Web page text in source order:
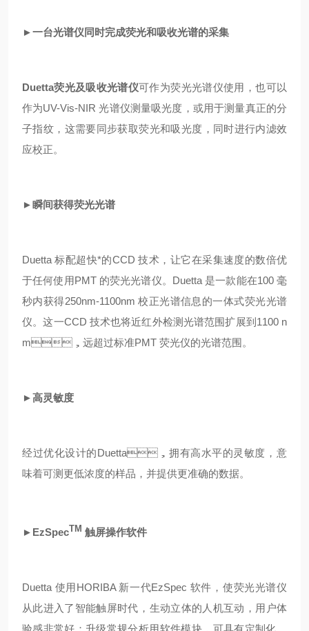
►一台光谱仪同时完成荧光和吸收光谱的采集
Duetta荧光及吸收光谱仪可作为荧光光谱仪使用，也可以
作为UV-Vis-NIR 光谱仪测量吸光度，或用于测量真正的分
子指纹，这需要同步获取荧光和吸光度，同时进行内滤效
应校正。
►瞬间获得荧光光谱
Duetta 标配超快*的CCD 技术，让它在采集速度的数倍优
于任何使用PMT 的荧光光谱仪。Duetta 是一款能在100 毫
秒内获得250nm-1100nm 校正光谱信息的一体式荧光光谱
仪。这一CCD 技术也将近红外检测光谱范围扩展到1100 n
m，远超过标准PMT 荧光仪的光谱范围。
►高灵敏度
经过优化设计的Duetta，拥有高水平的灵敏度，意
味着可测更低浓度的样品，并提供更准确的数据。
►EzSpecTM 触屏操作软件
Duetta 使用HORIBA 新一代EzSpec 软件，使荧光光谱仪
从此进入了智能触屏时代，生动立体的人机互动，用户体
验感非常好；升级常规分析用软件模块，可具有定制化、